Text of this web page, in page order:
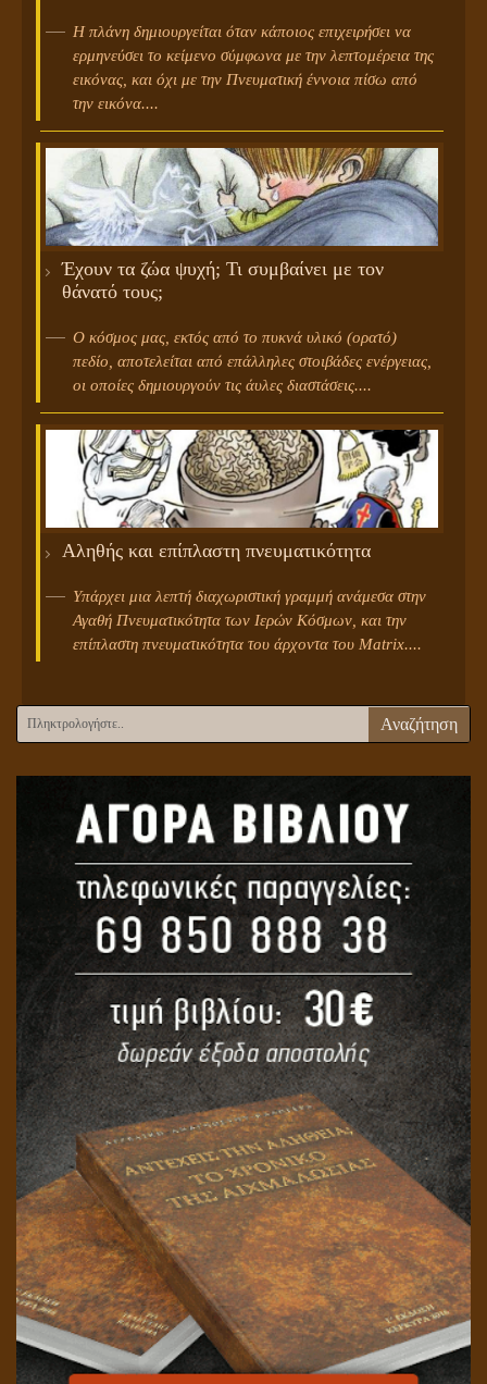
H πλάνη δημιουργείται όταν κάποιος επιχειρήσει να
ερμηνεύσει το κείμενο σύμφωνα με την λεπτομέρεια της
εικόνας, και όχι με την Πνευματική έννοια πίσω από
την εικόνα....
Έχουν τα ζώα ψυχή; Τι συμβαίνει με τον
θάνατό τους;
Ο κόσμος μας, εκτός από το πυκνά υλικό (ορατό)
πεδίο, αποτελείται από επάλληλες στοιβάδες ενέργειας,
οι οποίες δημιουργούν τις άυλες διαστάσεις....
Αληθής και επίπλαστη πνευματικότητα
Υπάρχει μια λεπτή διαχωριστική γραμμή ανάμεσα στην
Αγαθή Πνευματικότητα των Ιερών Κόσμων, και την
επίπλαστη πνευματικότητα του άρχοντα του Matrix....
Αναζήτηση